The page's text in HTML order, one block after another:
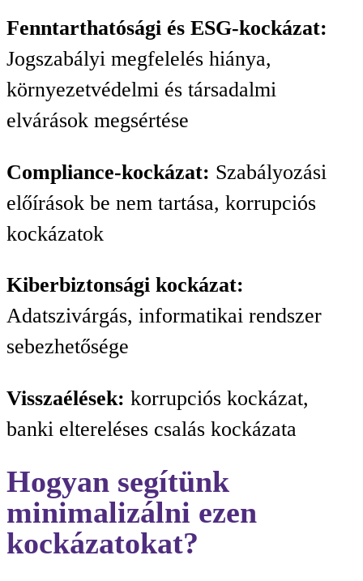
Fenntarthatósági és ESG-kockázat:
Jogszabályi megfelelés hiánya,
környezetvédelmi és társadalmi
elvárások megsértése
Compliance-kockázat: Szabályozási
előírások be nem tartása, korrupciós
kockázatok
Kiberbiztonsági kockázat:
Adatszivárgás, informatikai rendszer
sebezhetősége
Visszaélések: korrupciós kockázat,
banki eltereléses csalás kockázata
Hogyan segítünk
minimalizálni ezen
kockázatokat?